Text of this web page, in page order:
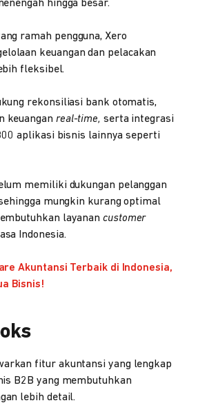
hingga besar.
ramah pengguna, Xero
keuangan dan pelacakan
fleksibel.
rekonsiliasi bank otomatis,
keuangan real-time, serta integrasi
aplikasi bisnis lainnya seperti
memiliki dukungan pelanggan
mungkin kurang optimal
layanancustomer
Indonesia.
Akuntansi Terbaik di Indonesia,
Bisnis!
fitur akuntansi yang lengkap
B2B yang membutuhkan
lebih detail.